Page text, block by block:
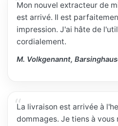
Mon nouvel extracteur de
est arrivé. Il est
impression. J'ai hâte de
cordialement.
M. Volkgenannt,
La livraison est arrivée à
dommages. Je tiens à vous